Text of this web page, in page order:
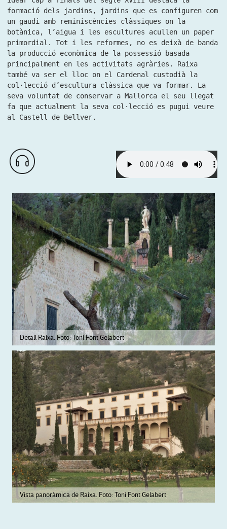
formació dels jardins, jardins que es configuren com
un gaudi amb reminiscències clàssiques on la
botànica, l’aigua i les escultures acullen un paper
primordial. Tot i les reformes, no es deixà de banda
la producció econòmica de la possessió basada
principalment en les activitats agràries. Raixa
també va ser el lloc on el Cardenal custodià la
col·lecció d’escultura clàssica que va formar. La
seva voluntat de conservar a Mallorca el seu llegat
fa que actualment la seva col·lecció es pugui veure
al Castell de Bellver.
Detall Raixa. Foto: Toni Font Gelabert
Vista panoràmica de Raixa. Foto: Toni Font Gelabert